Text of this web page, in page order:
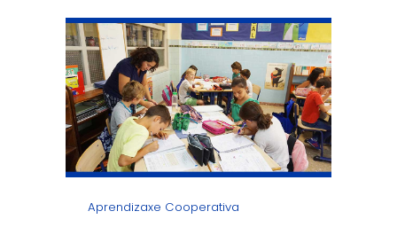
Aprendizaxe Cooperativa